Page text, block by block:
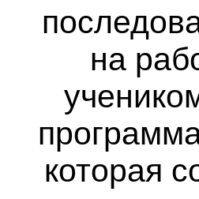
на
которая